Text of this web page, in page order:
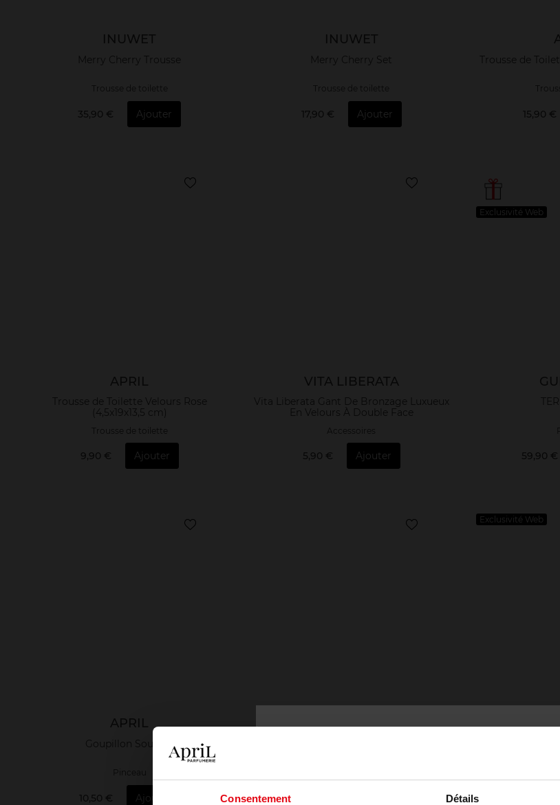
Consentement Détails
INUWET
Merry Cherry Trousse
Trousse de toilette
35,90 € Ajouter
INUWET
Merry Cherry Set
Trousse de toilette
17,90 € Ajouter
Trousse de
15,90 €
APRIL
Trousse de Toilette Velours Rose
(4,5x19x13,5 cm)
Trousse de toilette
9,90 € Ajouter
VITA LIBERATA
Vita Liberata Gant De Bronzage Luxueux
En Velours À Double Face
5,90 € Ajouter
Exclusivité Web
59,90 €
APRIL
Goupillon Sourcils
10,50 € Ajouter
APRIL
Exclusivité Web